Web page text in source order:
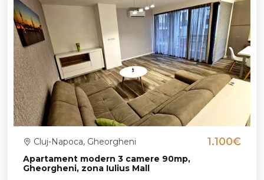
Apartament modern 3 camere 90mp,
Gheorgheni, zona Iulius Mall
Cluj-Napoca, Gheorgheni 1.100€